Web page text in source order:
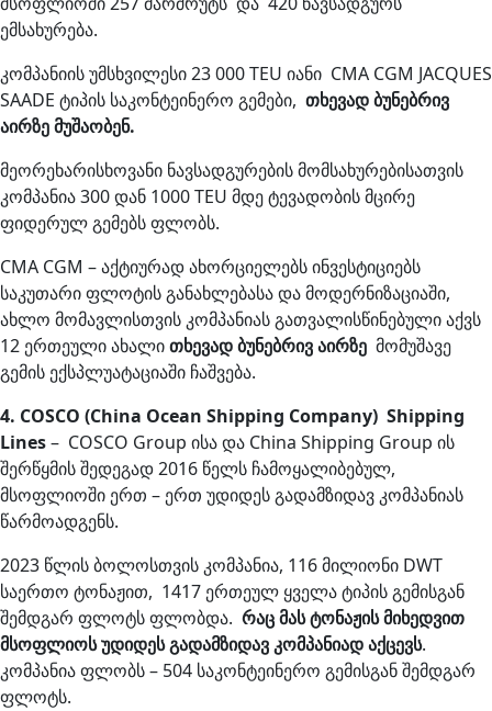
ემსახურება.
კომპანიის უმსხვილესი 23 000 TEU იანი CMA CGM JACQUES
SAADE ტიპის საკონტეინერო გემები, თხევად ბუნებრივ
აირზე მუშაობენ.
მეორეხარისხოვანი ნავსადგურების მომსახურებისათვის
კომპანია 300 დან 1000 TEU მდე ტევადობის მცირე
ფიდერულ გემებს ფლობს.
CMA CGM – აქტიურად ახორციელებს ინვესტიციებს
საკუთარი ფლოტის განახლებასა და მოდერნიზაციაში,
ახლო მომავლისთვის კომპანიას გათვალისწინებული აქვს
12 ერთეული ახალითხევად ბუნებრივ აირზე მომუშავე
გემის ექსპლუატაციაში ჩაშვება.
4. COSCO (China Ocean Shipping Company) Shipping
Lines– COSCO Group ისა და China Shipping Group ის
შერწყმის შედეგად 2016 წელს ჩამოყალიბებულ,
მსოფლიოში ერთ – ერთ უდიდეს გადამზიდავ კომპანიას
წარმოადგენს.
2023 წლის ბოლოსთვის კომპანია, 116 მილიონი DWT
საერთო ტონაჟით, 1417 ერთეულ ყველა ტიპის გემისგან
შემდგარ ფლოტს ფლობდა. რაც მას ტონაჟის მიხედვით
მსოფლიოს უდიდეს გადამზიდავ კომპანიად აქცევს.
კომპანია ფლობს – 504 საკონტეინერო გემისგან შემდგარ
ფლოტს.